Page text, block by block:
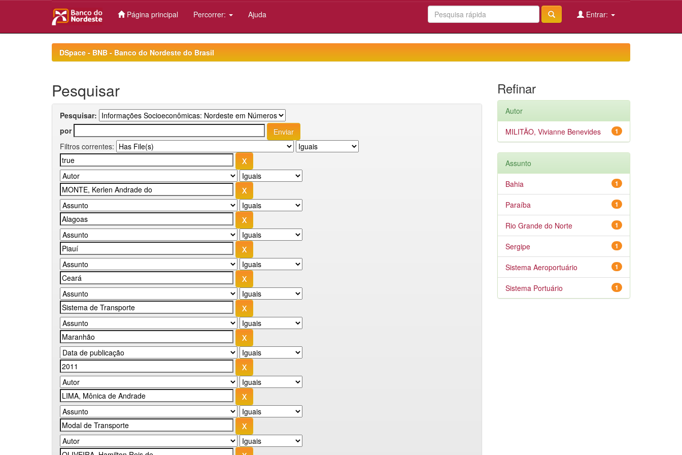
Página principal Percorrer: Ajuda Entrar:
DSpace - BNB - Banco do Nordeste do Brasil
Pesquisar
Pesquisar:
por
Filtros correntes:
Refinar
Autor
1
MILITÃO, Vivianne Benevides
Assunto
1
Bahia
1
Paraíba
1
Rio Grande do Norte
1
Sergipe
1
Sistema Aeroportuário
1
Sistema Portuário